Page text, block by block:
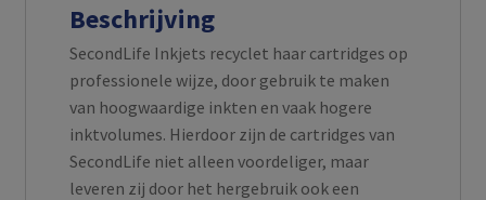
Beschrijving
SecondLife Inkjets recyclet haar cartridges op
professionele wijze, door gebruik te maken
van hoogwaardige inkten en vaak hogere
inktvolumes. Hierdoor zijn de cartridges van
SecondLife niet alleen voordeliger, maar
leveren zij door het hergebruik ook een